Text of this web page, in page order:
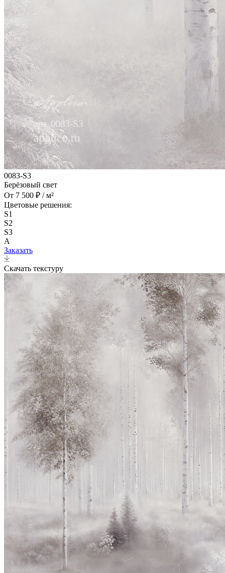
0083-S3
Берёзовый свет
От 7 500 ₽ / м²
Цветовые решения:
S1
S2
S3
A
Заказать
Скачать текстуру